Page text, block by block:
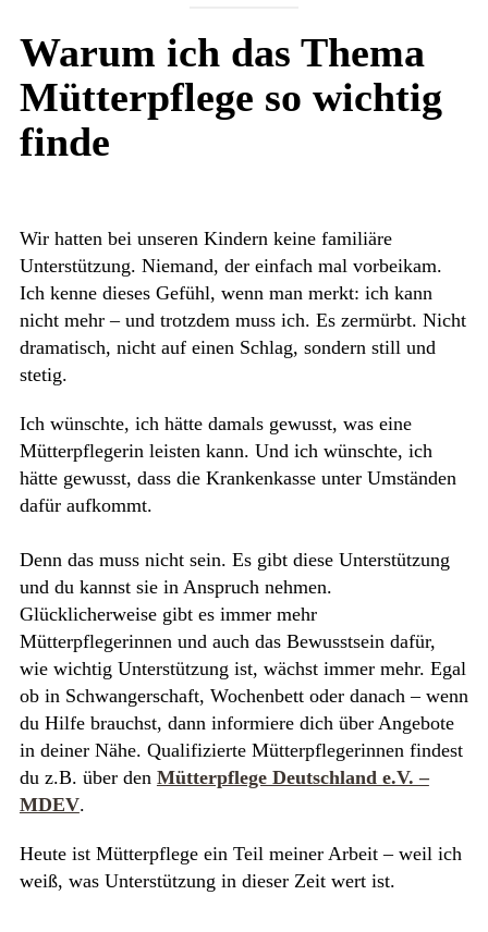
Warum ich das Thema
Mütterpflege so wichtig
finde
Wir hatten bei unseren Kindern keine familiäre
Unterstützung. Niemand, der einfach mal vorbeikam.
Ich kenne dieses Gefühl, wenn man merkt: ich kann
nicht mehr – und trotzdem muss ich. Es zermürbt. Nicht
dramatisch, nicht auf einen Schlag, sondern still und
stetig.
Ich wünschte, ich hätte damals gewusst, was eine
Mütterpflegerin leisten kann. Und ich wünschte, ich
hätte gewusst, dass die Krankenkasse unter Umständen
dafür aufkommt.
Denn das muss nicht sein. Es gibt diese Unterstützung
und du kannst sie in Anspruch nehmen.
Glücklicherweise gibt es immer mehr
Mütterpflegerinnen und auch das Bewusstsein dafür,
wie wichtig Unterstützung ist, wächst immer mehr. Egal
ob in Schwangerschaft, Wochenbett oder danach – wenn
du Hilfe brauchst, dann informiere dich über Angebote
in deiner Nähe. Qualifizierte Mütterpflegerinnen findest
du z.B. über den Mütterpflege Deutschland e.V. –
MDEV.
Heute ist Mütterpflege ein Teil meiner Arbeit – weil ich
weiß, was Unterstützung in dieser Zeit wert ist.